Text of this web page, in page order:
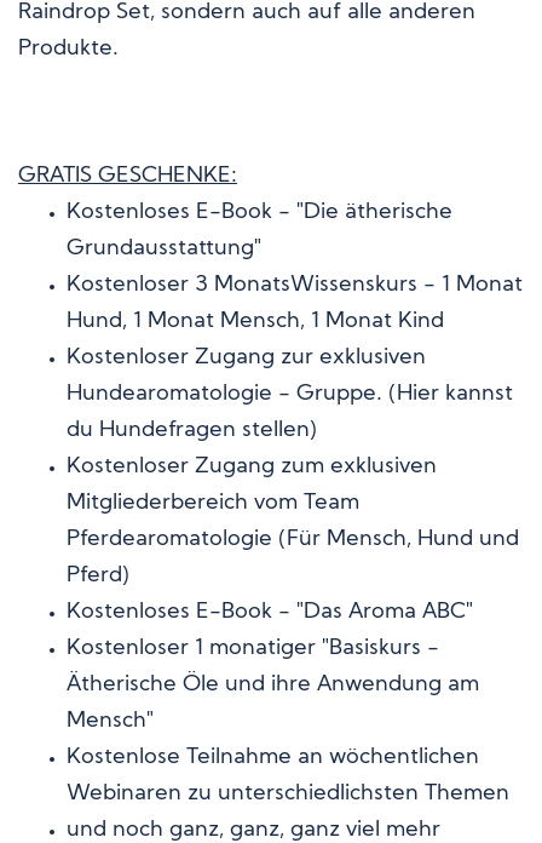
Raindrop Set, sondern auch auf alle anderen
Produkte.
GRATIS GESCHENKE:
Kostenloses E-Book - "Die ätherische
Grundausstattung"
Kostenloser 3 MonatsWissenskurs - 1 Monat
Hund, 1 Monat Mensch, 1 Monat Kind
Kostenloser Zugang zur exklusiven
Hundearomatologie - Gruppe. (Hier kannst
du Hundefragen stellen)
Kostenloser Zugang zum exklusiven
Mitgliederbereich vom Team
Pferdearomatologie (Für Mensch, Hund und
Pferd)
Kostenloses E-Book - "Das Aroma ABC"
Kostenloser 1 monatiger "Basiskurs -
Ätherische Öle und ihre Anwendung am
Mensch"
Kostenlose Teilnahme an wöchentlichen
Webinaren zu unterschiedlichsten Themen
und noch ganz, ganz, ganz viel mehr